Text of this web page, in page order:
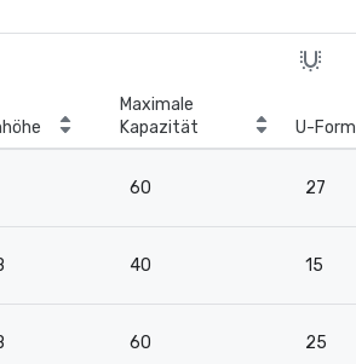
Maximale
Kapazität
U-Form
60 27
40 15
60 25